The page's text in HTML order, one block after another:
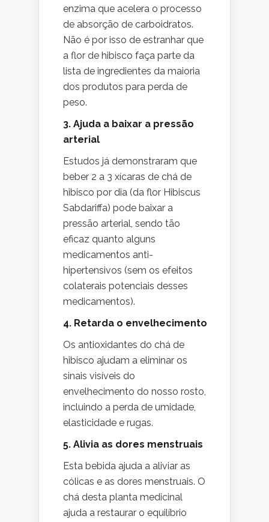
enzima que acelera o processo
de absorção de carboidratos.
Não é por isso de estranhar que
a flor de hibisco faça parte da
lista de ingredientes da maioria
dos produtos para perda de
peso.
3. Ajuda a baixar a pressão
arterial
Estudos já demonstraram que
beber 2 a 3 xícaras de chá de
hibisco por dia (da flor Hibiscus
Sabdariffa) pode baixar a
pressão arterial, sendo tão
eficaz quanto alguns
medicamentos anti-
hipertensivos (sem os efeitos
colaterais potenciais desses
medicamentos).
4. Retarda o envelhecimento
Os antioxidantes do chá de
hibisco ajudam a eliminar os
sinais visíveis do
envelhecimento do nosso rosto,
incluindo a perda de umidade,
elasticidade e rugas.
5. Alivia as dores menstruais
Esta bebida ajuda a aliviar as
cólicas e as dores menstruais. O
chá desta planta medicinal
ajuda a restaurar o equilíbrio